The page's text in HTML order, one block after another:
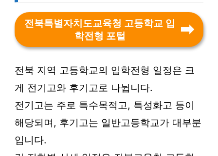
전북특별자치도교육청 고등학교 입
학전형 포털
전북 지역 고등학교의 입학전형 일정은 크
게 전기고와 후기고로 나뉩니다.
전기고는 주로 특수목적고, 특성화고 등이
해당되며, 후기고는 일반고등학교가 대부분
입니다.